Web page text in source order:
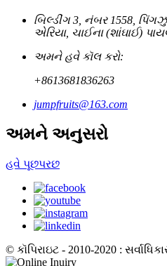
બિલ્ડીંગ 3, નંબર 1558,
એરિયા, ચાઈના (શાંઘાઈ)
અમને હવે કૉલ કરો:
+8613681836263
jumpfruits@163.com
અમને અનુસરો
હવે પૂછપરછ
© કૉપિરાઇટ - 2010-2020 :